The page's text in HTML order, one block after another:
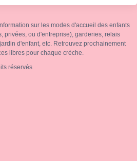
sur les modes d'accueil des enfants
privées, ou d'entreprise), garderies, relais
d'enfant, etc. Retrouvez prochainement
libres pour chaque crèche.
réservés